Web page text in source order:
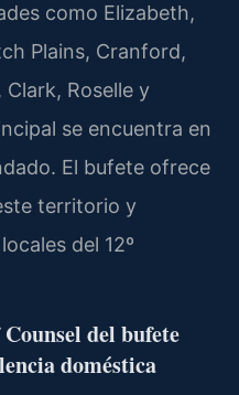
como Elizabeth,
Plains, Cranford,
Roselle y
se encuentra en
El bufete ofrece
territorio y
del 12º
del bufete
doméstica